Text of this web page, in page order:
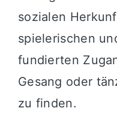
sozialen
spielerischen
fundierten
Gesang oder
zu finden.